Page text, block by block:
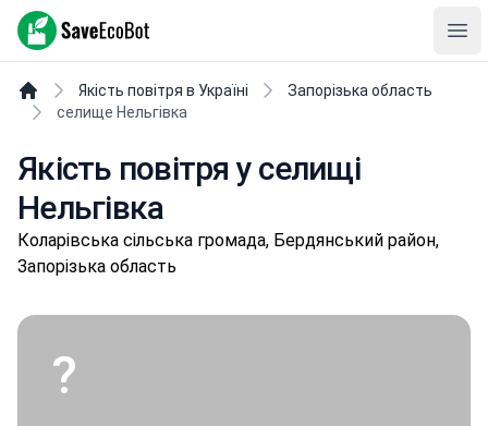
SaveEcoBot
Якість повітря в Україні
Запорізька область
селище Нельгівка
Якість повітря у селищі
Нельгівка
Кoлapівськa сільська громада, Бердянський район,
Запорізька область
?